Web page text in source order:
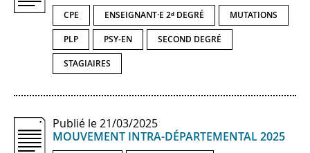
CPE ENSEIGNANT·E 2ᵈ DEGRÉ MUTATIONS
PLP PSY-EN SECOND DEGRÉ
STAGIAIRES
Publié le 21/03/2025
MOUVEMENT INTRA-​DÉPARTEMENTAL 2025